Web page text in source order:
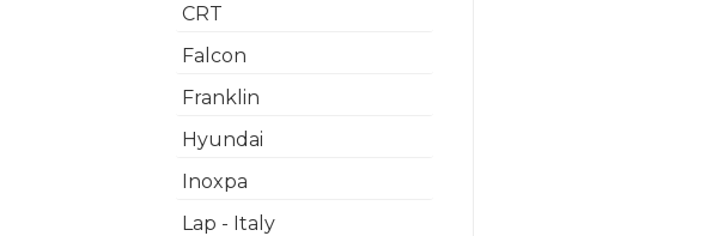
CRT
Falcon
Franklin
Hyundai
Inoxpa
Lap - Italy